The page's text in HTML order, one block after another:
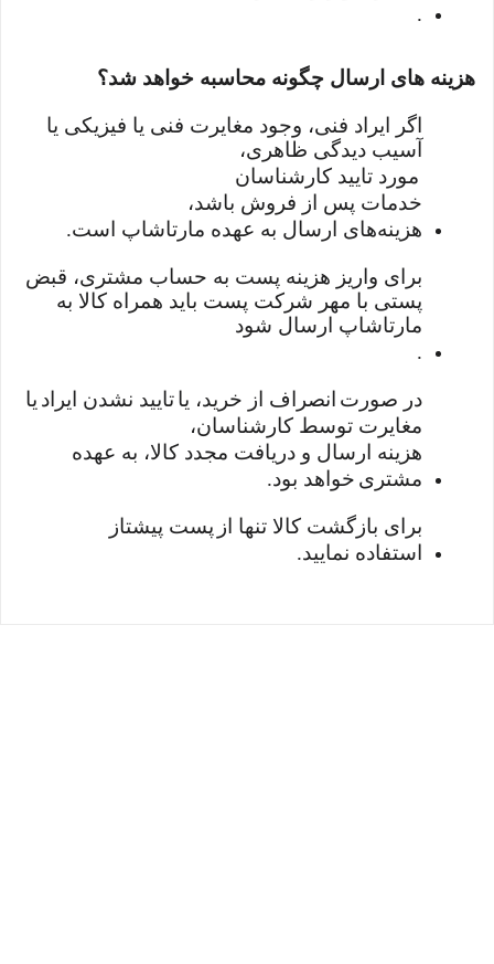
.
هزینه های ارسال چگونه محاسبه خواهد شد؟
اگر ایراد فنی، وجود مغایرت فنی یا فیزیکی یا
آسیب دیدگی ظاهری،
مورد تایید کارشناسان
خدمات پس از فروش باشد،
هزینه‌های ارسال به عهده مارتاشاپ است.
برای واریز هزینه پست به حساب مشتری، قبض
پستی با مهر شرکت پست باید همراه کالا به
مارتاشاپ ارسال شود
.
در صورت انصراف از خرید، یاتایید نشدن ایراد یا
مغایرت توسط کارشناسان،
هزینه ارسال و دریافت مجدد کالا، به عهده
مشتری خواهد بود.
برای بازگشت کالا تنها از پست پیشتاز
استفاده نمایید.